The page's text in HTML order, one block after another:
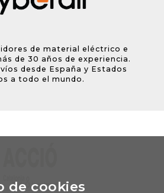
de material eléctrico e
de 30 años de experiencia.
desde España y Estados
a todo el mundo.
de cookies